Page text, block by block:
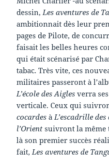
dessin,Les aventures de
ambitionnait dès leur
pages de Pilote, de
faisait les belles heures
qui était scénarisé par
tabac. Très vite, ces
militaires passeront à
L’école des Aigles verra
verticale. Ceux qui
cocardes àL’escadrille des
l’Orient suivront la même
là son premier succès
fait,Les aventures de